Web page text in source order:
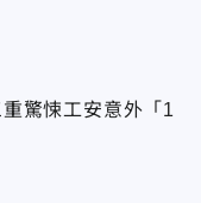
驚悚工安意外「1